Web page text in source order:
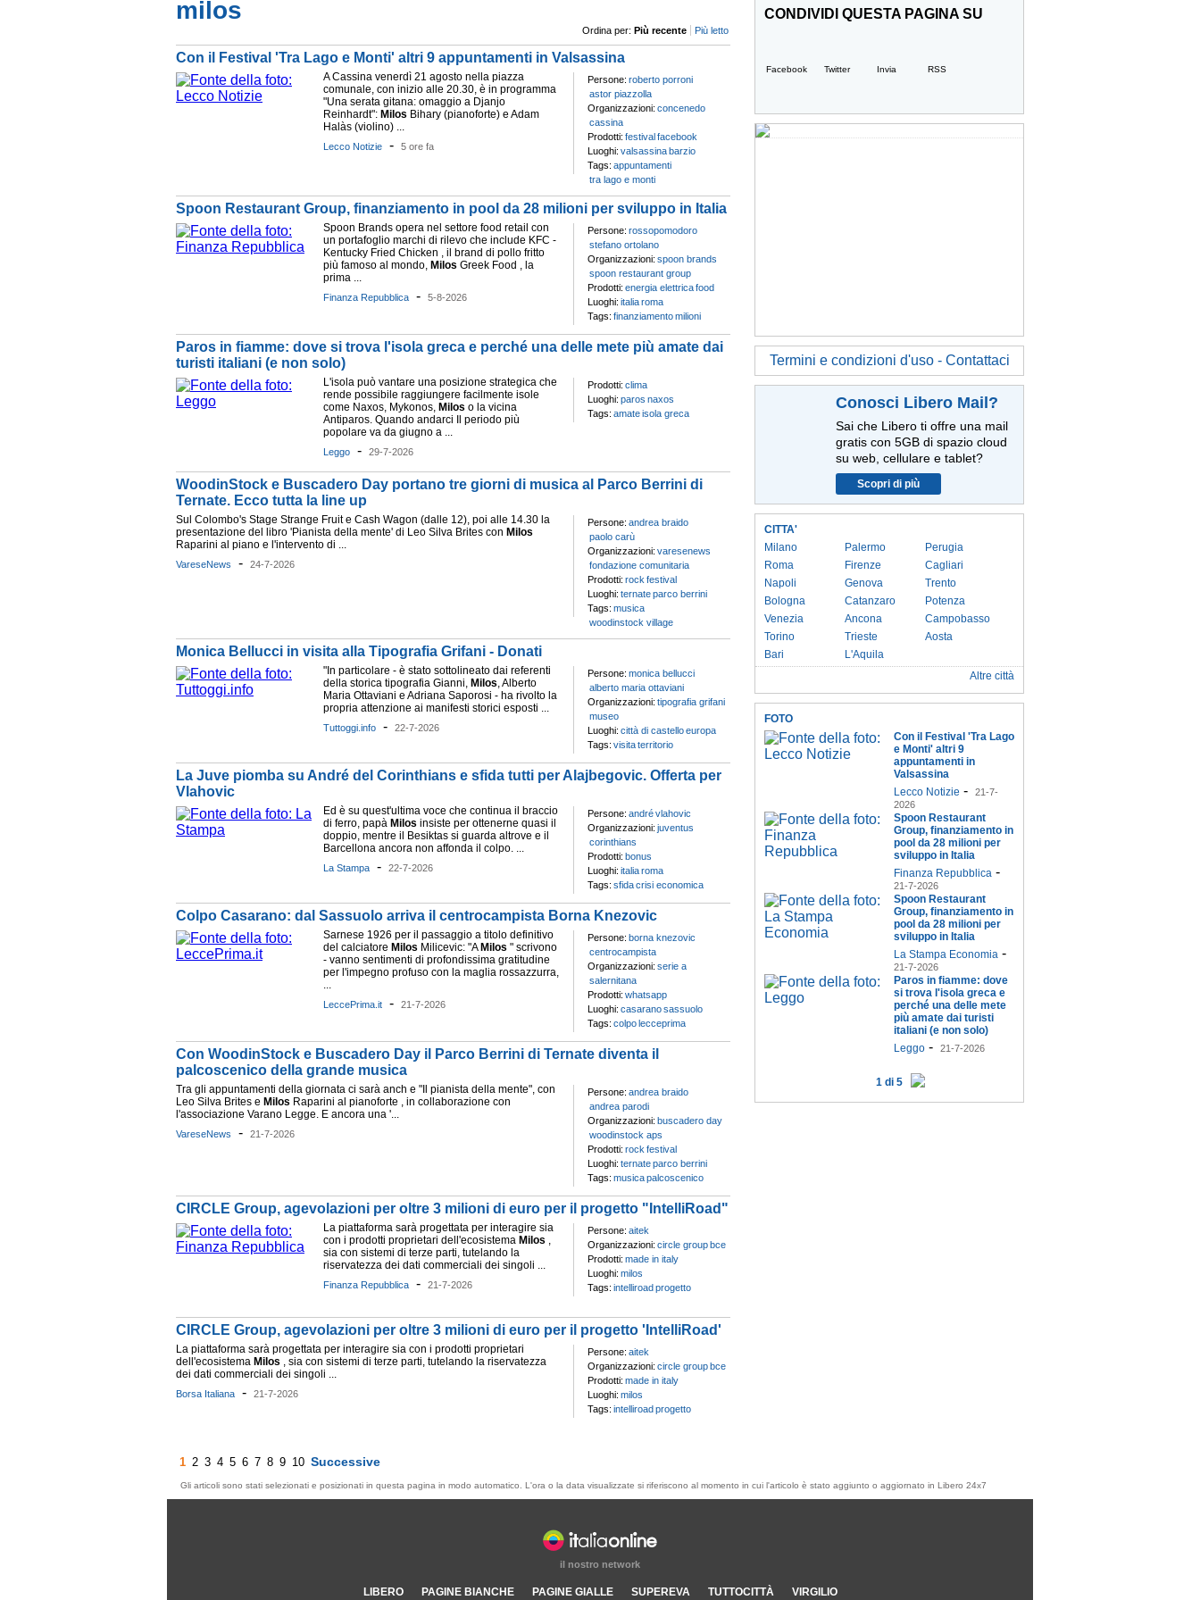
milos
Ordina per: Più recente Più letto
Con il Festival 'Tra Lago e Monti' altri 9 appuntamenti in Valsassina
A Cassina venerdì 21 agosto nella piazza
comunale, con inizio alle 20.30, è in programma
"Una serata gitana: omaggio a Djanjo
Reinhardt": Milos Bihary (pianoforte) e Adam
Halàs (violino) ...
Lecco Notizie - 5 ore fa
Persone: roberto porroni
astor piazzolla
Organizzazioni: concenedo
cassina
Prodotti: festivalfacebook
Luoghi: valsassinabarzio
Tags: appuntamenti
tra lago e monti
Spoon Restaurant Group, finanziamento in pool da 28 milioni per sviluppo in Italia
Spoon Brands opera nel settore food retail con
un portafoglio marchi di rilevo che include KFC -
Kentucky Fried Chicken , il brand di pollo fritto
più famoso al mondo, Milos Greek Food , la
prima ...
Finanza Repubblica - 5-8-2026
Persone: rossopomodoro
stefano ortolano
Organizzazioni: spoon brands
spoon restaurant group
Prodotti: energia elettricafood
Luoghi: italiaroma
Tags: finanziamentomilioni
Paros in fiamme: dove si trova l'isola greca e perché una delle mete più amate dai
turisti italiani (e non solo)
L'isola può vantare una posizione strategica che
rende possibile raggiungere facilmente isole
come Naxos, Mykonos, Milos o la vicina
Antiparos. Quando andarci Il periodo più
popolare va da giugno a ...
Leggo - 29-7-2026
Prodotti: clima
Luoghi: paros naxos
Tags: amateisola greca
WoodinStock e Buscadero Day portano tre giorni di musica al Parco Berrini di
Ternate. Ecco tutta la line up
Sul Colombo's Stage Strange Fruit e Cash Wagon (dalle 12), poi alle 14.30 la
presentazione del libro 'Pianista della mente' di Leo Silva Brites con Milos
Raparini al piano e l'intervento di ...
VareseNews - 24-7-2026
Persone: andrea braido
paolo carù
Organizzazioni: varesenews
fondazione comunitaria
Prodotti: rock festival
Luoghi: ternateparco berrini
Tags: musica
woodinstock village
Monica Bellucci in visita alla Tipografia Grifani - Donati
"In particolare - è stato sottolineato dai referenti
della storica tipografia Gianni, Milos, Alberto
Maria Ottaviani e Adriana Saporosi - ha rivolto la
propria attenzione ai manifesti storici esposti ...
Tuttoggi.info - 22-7-2026
Persone: monica bellucci
alberto maria ottaviani
Organizzazioni: tipografia grifani
museo
Luoghi: città di castelloeuropa
Tags: visitaterritorio
La Juve piomba su André del Corinthians e sfida tutti per Alajbegovic. Offerta per
Vlahovic
Ed è su quest'ultima voce che continua il braccio
di ferro, papà Milos insiste per ottenerne quasi il
doppio, mentre il Besiktas si guarda altrove e il
Barcellona ancora non affonda il colpo. ...
La Stampa - 22-7-2026
Persone: andrévlahovic
Organizzazioni: juventus
corinthians
Prodotti: bonus
Luoghi: italiaroma
Tags: sfidacrisi economica
Colpo Casarano: dal Sassuolo arriva il centrocampista Borna Knezovic
Sarnese 1926 per il passaggio a titolo definitivo
del calciatore Milos Milicevic: "A Milos " scrivono
- vanno sentimenti di profondissima gratitudine
per l'impegno profuso con la maglia rossazzurra,
...
LeccePrima.it - 21-7-2026
Persone: borna knezovic
centrocampista
Organizzazioni: serie a
salernitana
Prodotti: whatsapp
Luoghi: casaranosassuolo
Tags: colpolecceprima
Con WoodinStock e Buscadero Day il Parco Berrini di Ternate diventa il
palcoscenico della grande musica
Tra gli appuntamenti della giornata ci sarà anch e "Il pianista della mente", con
Leo Silva Brites e Milos Raparini al pianoforte , in collaborazione con
l'associazione Varano Legge. E ancora una '...
VareseNews - 21-7-2026
Persone: andrea braido
andrea parodi
Organizzazioni: buscadero day
woodinstock aps
Prodotti: rock festival
Luoghi: ternateparco berrini
Tags: musicapalcoscenico
CIRCLE Group, agevolazioni per oltre 3 milioni di euro per il progetto "IntelliRoad"
La piattaforma sarà progettata per interagire sia
con i prodotti proprietari dell'ecosistema Milos ,
sia con sistemi di terze parti, tutelando la
riservatezza dei dati commerciali dei singoli ...
Finanza Repubblica - 21-7-2026
Persone: aitek
Organizzazioni: circle groupbce
Prodotti: made in italy
Luoghi: milos
Tags: intelliroadprogetto
CIRCLE Group, agevolazioni per oltre 3 milioni di euro per il progetto 'IntelliRoad'
La piattaforma sarà progettata per interagire sia con i prodotti proprietari
dell'ecosistema Milos , sia con sistemi di terze parti, tutelando la riservatezza
dei dati commerciali dei singoli ...
Borsa Italiana - 21-7-2026
Persone: aitek
Organizzazioni: circle groupbce
Prodotti: made in italy
Luoghi: milos
Tags: intelliroadprogetto
1 2 3 4 5 6 7 8 9 10 Successive
CONDIVIDI QUESTA PAGINA SU
Facebook Twitter Invia RSS
Termini e condizioni d'uso - Contattaci
Conosci Libero Mail?
Sai che Libero ti offre una mail
gratis con 5GB di spazio cloud
su web, cellulare e tablet?
Scopri di più
CITTA'
Milano
Roma
Napoli
Bologna
Venezia
Torino
Bari
Palermo
Firenze
Genova
Catanzaro
Ancona
Trieste
L'Aquila
Perugia
Cagliari
Trento
Potenza
Campobasso
Aosta
Altre città
FOTO
Con il Festival 'Tra Lago
e Monti' altri 9
appuntamenti in
Valsassina
Lecco Notizie -
21-7-
2026
Spoon Restaurant
Group, finanziamento in
pool da 28 milioni per
sviluppo in Italia
Finanza Repubblica -
21-7-2026
Spoon Restaurant
Group, finanziamento in
pool da 28 milioni per
sviluppo in Italia
La Stampa Economia -
21-7-2026
Paros in fiamme: dove
si trova l'isola greca e
perché una delle mete
più amate dai turisti
italiani (e non solo)
Leggo - 21-7-2026
1 di 5
Gli articoli sono stati selezionati e posizionati in questa pagina in modo automatico. L'ora o la data visualizzate si riferiscono al momento in cui l'articolo è stato aggiunto o aggiornato in Libero 24x7
il nostro network
LIBERO PAGINE BIANCHE PAGINE GIALLE SUPEREVA TUTTOCITTÀ VIRGILIO